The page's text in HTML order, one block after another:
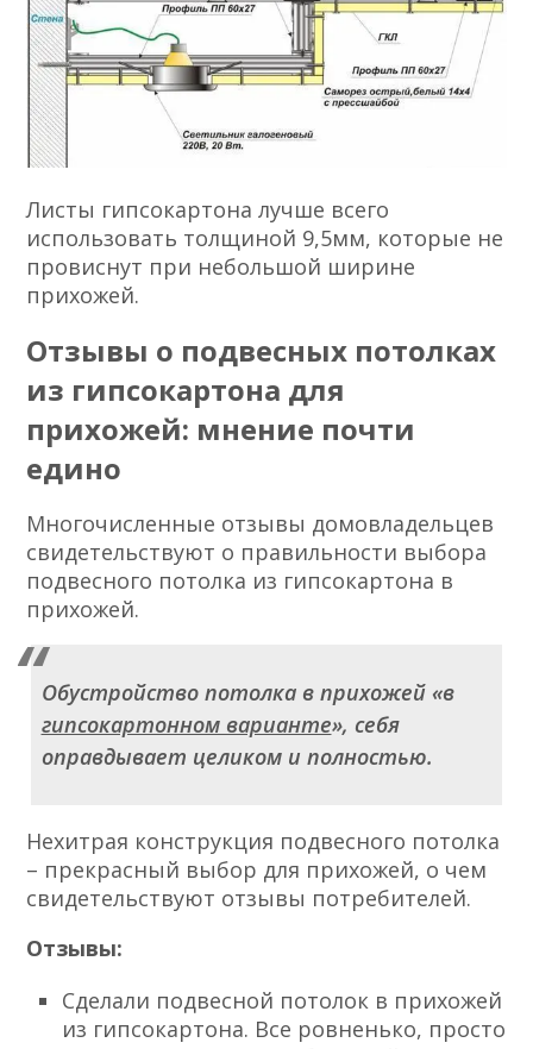
Листы гипсокартона лучше всего
использовать толщиной 9,5мм, которые не
провиснут при небольшой ширине
прихожей.
Отзывы о подвесных потолках
из гипсокартона для
прихожей: мнение почти
едино
Многочисленные отзывы домовладельцев
свидетельствуют о правильности выбора
подвесного потолка из гипсокартона в
прихожей.
Обустройство потолка в прихожей «в
гипсокартонном варианте», себя
оправдывает целиком и полностью.
Нехитрая конструкция подвесного потолка
– прекрасный выбор для прихожей, о чем
свидетельствуют отзывы потребителей.
Отзывы:
Сделали подвесной потолок в прихожей
из гипсокартона. Все ровненько, просто